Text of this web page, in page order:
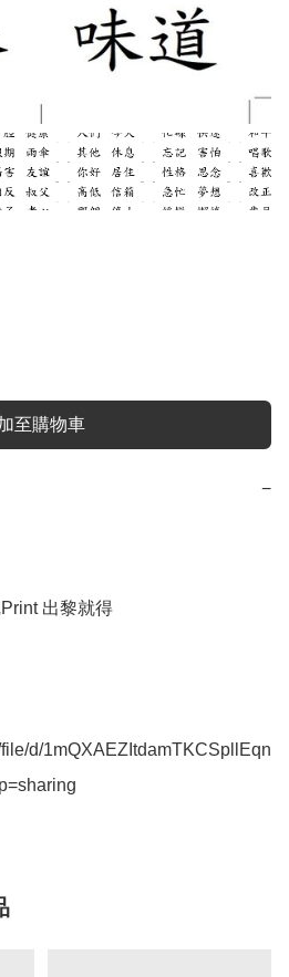
至購物車
−
出黎就得
d/1mQXAEZItdamTKCSpllEqn